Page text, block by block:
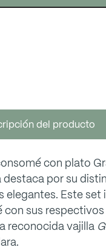
del producto
con plato
destaca por su
elegantes. Este set
con sus
reconocida vajilla